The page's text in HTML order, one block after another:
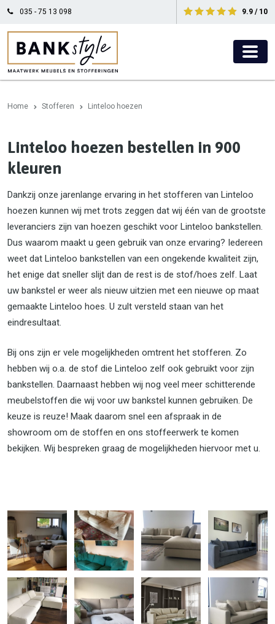
035 - 75 13 098 9.9 / 10
Home Stofferen Linteloo hoezen
Linteloo hoezen bestellen in 900
kleuren
Dankzij onze jarenlange ervaring in het stofferen van Linteloo
hoezen kunnen wij met trots zeggen dat wij één van de grootste
leveranciers zijn van hoezen geschikt voor Linteloo bankstellen.
Dus waarom maakt u geen gebruik van onze ervaring? Iedereen
weet dat Linteloo bankstellen van een ongekende kwaliteit zijn,
het enige dat sneller slijt dan de rest is de stof/hoes zelf. Laat
uw bankstel er weer als nieuw uitzien met een nieuwe op maat
gemaakte Linteloo hoes. U zult versteld staan van het
eindresultaat.
Bij ons zijn er vele mogelijkheden omtrent het stofferen. Zo
hebben wij o.a. de stof die Linteloo zelf ook gebruikt voor zijn
bankstellen. Daarnaast hebben wij nog veel meer schitterende
meubelstoffen die wij voor uw bankstel kunnen gebruiken. De
keuze is reuze! Maak daarom snel een afspraak in de
showroom om de stoffen en ons stoffeerwerk te komen
bekijken. Wij bespreken graag de mogelijkheden hiervoor met u.